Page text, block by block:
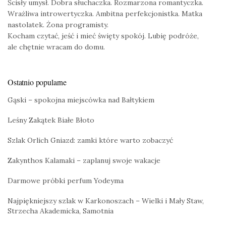
Ścisły umysł. Dobra słuchaczka. Rozmarzona romantyczka.
Wrażliwa introwertyczka. Ambitna perfekcjonistka. Matka
nastolatek. Żona programisty.
Kocham czytać, jeść i mieć święty spokój. Lubię podróże,
ale chętnie wracam do domu.
Ostatnio popularne
Gąski – spokojna miejscówka nad Bałtykiem
Leśny Zakątek Białe Błoto
Szlak Orlich Gniazd: zamki które warto zobaczyć
Zakynthos Kalamaki – zaplanuj swoje wakacje
Darmowe próbki perfum Yodeyma
Najpiękniejszy szlak w Karkonoszach – Wielki i Mały Staw,
Strzecha Akademicka, Samotnia